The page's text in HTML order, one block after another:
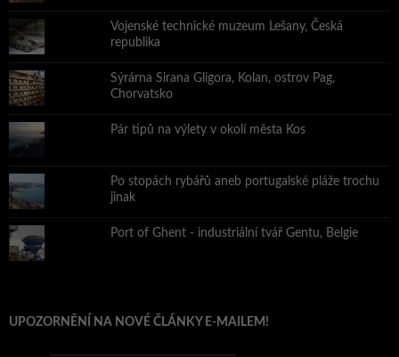
Vojenské technické muzeum Lešany, Česká
republika
Sýrárna Sirana Gligora, Kolan, ostrov Pag,
Chorvatsko
Pár tipů na výlety v okolí města Kos
Po stopách rybářů aneb portugalské pláže trochu
jinak
Port of Ghent - industriální tvář Gentu, Belgie
UPOZORNĚNÍ NA NOVÉ ČLÁNKY E-MAILEM!